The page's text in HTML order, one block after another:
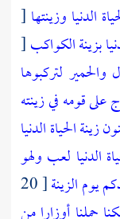
الدنيا وزينتها [
بزينة الكواكب[
والحمير لتركبوها
على قومه في زينته
زينة الحياة الدنيا
الدنيا لعب ولهو
يوم الزينة [ 20